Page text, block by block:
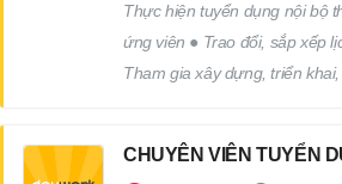
Thực hiện tuyển dụng nội bộ
ứng viên ● Trao đổi, sắp xếp
Tham gia xây dựng, triển
CHUYÊN VIÊN TUYỂN